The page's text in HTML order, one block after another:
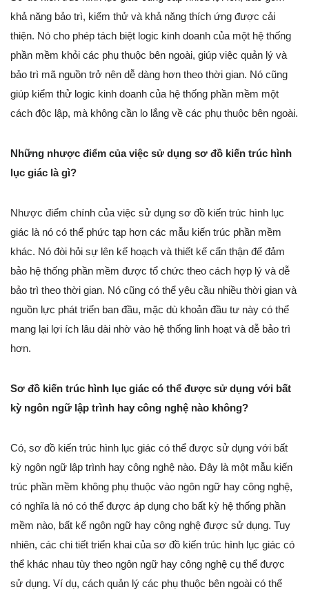
khả năng bảo trì, kiểm thử và khả năng thích ứng được cải
thiện. Nó cho phép tách biệt logic kinh doanh của một hệ thống
phần mềm khỏi các phụ thuộc bên ngoài, giúp việc quản lý và
bảo trì mã nguồn trở nên dễ dàng hơn theo thời gian. Nó cũng
giúp kiểm thử logic kinh doanh của hệ thống phần mềm một
cách độc lập, mà không cần lo lắng về các phụ thuộc bên ngoài.
Những nhược điểm của việc sử dụng sơ đồ kiến trúc hình
lục giác là gì?
Nhược điểm chính của việc sử dụng sơ đồ kiến trúc hình lục
giác là nó có thể phức tạp hơn các mẫu kiến trúc phần mềm
khác. Nó đòi hỏi sự lên kế hoạch và thiết kế cẩn thận để đảm
bảo hệ thống phần mềm được tổ chức theo cách hợp lý và dễ
bảo trì theo thời gian. Nó cũng có thể yêu cầu nhiều thời gian và
nguồn lực phát triển ban đầu, mặc dù khoản đầu tư này có thể
mang lại lợi ích lâu dài nhờ vào hệ thống linh hoạt và dễ bảo trì
hơn.
Sơ đồ kiến trúc hình lục giác có thể được sử dụng với bất
kỳ ngôn ngữ lập trình hay công nghệ nào không?
Có, sơ đồ kiến trúc hình lục giác có thể được sử dụng với bất
kỳ ngôn ngữ lập trình hay công nghệ nào. Đây là một mẫu kiến
trúc phần mềm không phụ thuộc vào ngôn ngữ hay công nghệ,
có nghĩa là nó có thể được áp dụng cho bất kỳ hệ thống phần
mềm nào, bất kể ngôn ngữ hay công nghệ được sử dụng. Tuy
nhiên, các chi tiết triển khai của sơ đồ kiến trúc hình lục giác có
thể khác nhau tùy theo ngôn ngữ hay công nghệ cụ thể được
sử dụng. Ví dụ, cách quản lý các phụ thuộc bên ngoài có thể